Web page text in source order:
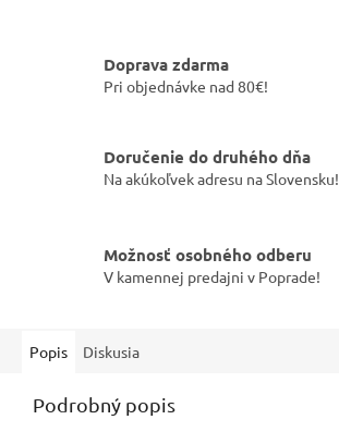
Doprava zdarma
Pri objednávke nad 80€!
Doručenie do druhého dňa
Na akúkoľvek adresu na Slovensku!
Možnosť osobného odberu
V kamennej predajni v Poprade!
Popis Diskusia
Podrobný popis